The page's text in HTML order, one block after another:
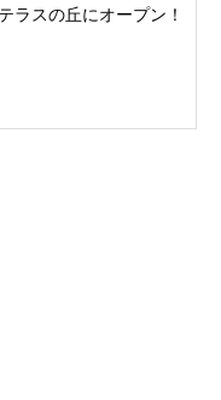
ラスの丘にオープン！